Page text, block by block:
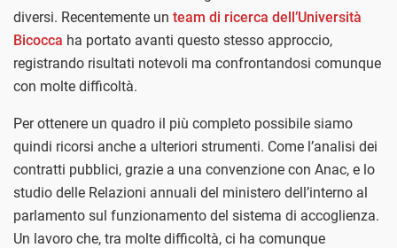
diversi. Recentemente un team di ricerca dell’Università
Bicocca ha portato avanti questo stesso approccio,
registrando risultati notevoli ma confrontandosi comunque
con molte difficoltà.
Per ottenere un quadro il più completo possibile siamo
quindi ricorsi anche a ulteriori strumenti. Come l’analisi dei
contratti pubblici, grazie a una convenzione con Anac, e lo
studio delle Relazioni annuali del ministero dell’interno al
parlamento sul funzionamento del sistema di accoglienza.
Un lavoro che, tra molte difficoltà, ci ha comunque